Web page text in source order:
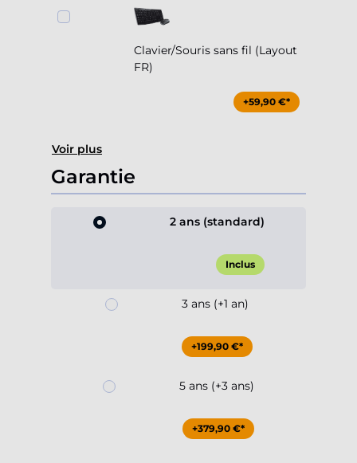
Clavier/Souris sans fil (Layout
FR)
+59,90 €*
Voir plus
Garantie
2 ans (standard)
Inclus
3 ans (+1 an)
+199,90 €*
5 ans (+3 ans)
+379,90 €*